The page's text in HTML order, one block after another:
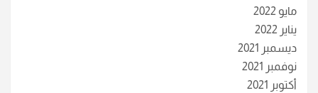
مايو 2022
يناير 2022
ديسمبر 2021
نوفمبر 2021
أكتوبر 2021